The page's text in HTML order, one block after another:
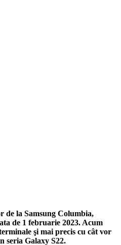
de la Samsung Columbia,
de 1 februarie 2023. Acum
şi mai precis cu cât vor
seria Galaxy S22.